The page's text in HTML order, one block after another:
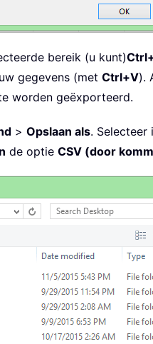
bereik (u kunt)
gegevens (met Ctrl+V).
worden geëxporteerd.
> Opslaan als. Selecteer
de optie CSV (door